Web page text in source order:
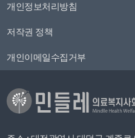
개인정보처리방침
저작권 정책
개인이메일수집거부